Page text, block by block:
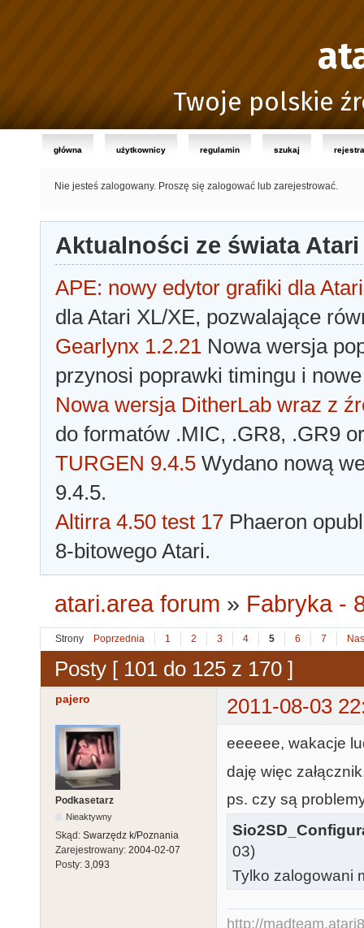
Twoje polskie
główna użytkownicy regulamin szukaj
Nie jesteś zalogowany. Proszę się zalogować lub zarejestrować.
Aktualności ze świata Atari
APE: nowy edytor grafiki dla Atari
dla Atari XL/XE, pozwalające
Gearlynx 1.2.21 Nowa wersja
przynosi poprawki timingu i
Nowa wersja DitherLab wraz z
do formatów .MIC, .GR8, .GR9
TURGEN 9.4.5 Wydano nową
9.4.5.
Altirra 4.50 test 17 Phaeron
8-bitowego Atari.
atari.area forum » Fabryka -
Strony Poprzednia 1 2 3 4 5 6 7
Posty [ 101 do 125 z 170 ]
pajero 2011-08-03
Podkasetarz
Nieaktywny
Skąd: Swarzędz k/Poznania
Zarejestrowany: 2004-02-07
Posty: 3,093
eeeeee, wakacje
daję więc
ps. czy są
03)
Tylko zalogowani
http://